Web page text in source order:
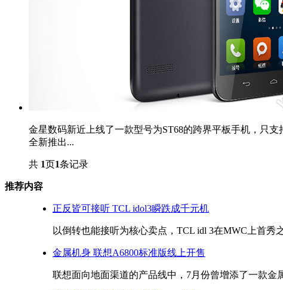
金星数码新近上线了一款型号为ST68的跨界平板手机，只
全新推出...
共 1页1条记录
推荐内容
正反皆可接听 TCL idol3瞬跌成千元机
以倒转也能接听为核心卖点，TCL idl 3在MWC上首秀
金属机身 联想A6800标准版线上开售
联想面向地面渠道的产品线中，7月份曾增添了一款金